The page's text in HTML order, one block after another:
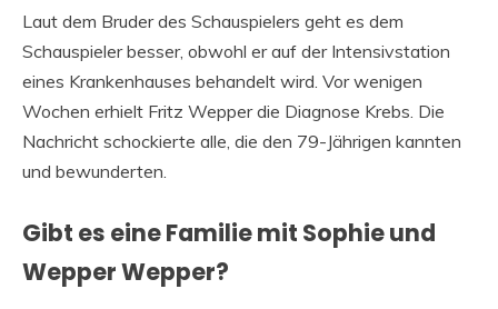
Laut dem Bruder des Schauspielers geht es dem
Schauspieler besser, obwohl er auf der Intensivstation
eines Krankenhauses behandelt wird. Vor wenigen
Wochen erhielt Fritz Wepper die Diagnose Krebs. Die
Nachricht schockierte alle, die den 79-Jährigen kannten
und bewunderten.
Gibt es eine Familie mit Sophie und
Wepper Wepper?